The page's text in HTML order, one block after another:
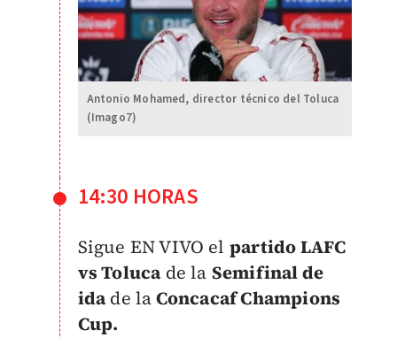
Antonio Mohamed, director técnico del Toluca
(Imago7)
14:30 HORAS
Sigue EN VIVO el partido LAFC
vs Tolucade la Semifinal de
idade laConcacaf Champions
Cup.